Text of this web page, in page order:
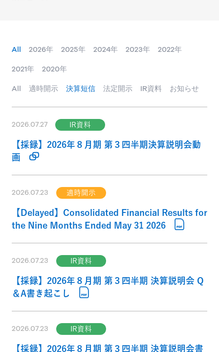
All 2026年 2025年 2024年 2023年 2022年
2021年 2020年
All 適時開示 決算短信 法定開示 IR資料 お知らせ
2026.07.27 IR資料
【採録】2026年８月期 第３四半期決算説明会動
画
2026.07.23 適時開示
【Delayed】Consolidated Financial Results for
the Nine Months Ended May 31 2026
2026.07.23 IR資料
【採録】2026年８月期 第３四半期 決算説明会 Q
＆A書き起こし
2026.07.23 IR資料
【採録】2026年８月期 第３四半期 決算説明会書